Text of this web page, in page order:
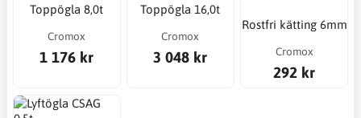
Toppögla 8,0t
Cromox
1 176 kr
Toppögla 16,0t
Cromox
3 048 kr
Rostfri kätting 6mm
Cromox
292 kr